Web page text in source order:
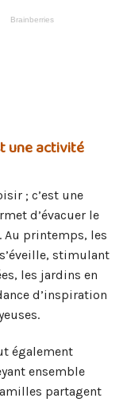
une activité
; c’est une
d’évacuer le
Au printemps, les
stimulant
les jardins en
d’inspiration
également
ensemble
partagent